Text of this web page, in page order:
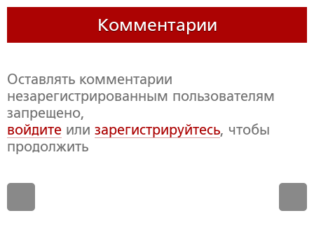
Комментарии
Оставлять комментарии
незарегистрированным пользователям
запрещено,
войдите или зарегистрируйтесь, чтобы
продолжить